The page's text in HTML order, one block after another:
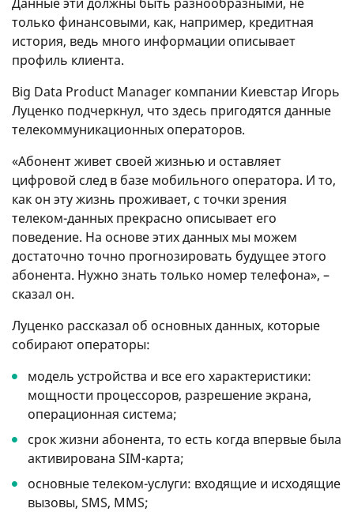
только финансовыми, как, например, кредитная
история, ведь много информации описывает
профиль клиента.
Big Data Product Manager компании Киевстар Игорь
Луценко подчеркнул, что здесь пригодятся данные
телекоммуникационных операторов.
«Абонент живет своей жизнью и оставляет
цифровой след в базе мобильного оператора. И то,
как он эту жизнь проживает, с точки зрения
телеком-данных прекрасно описывает его
поведение. На основе этих данных мы можем
достаточно точно прогнозировать будущее этого
абонента. Нужно знать только номер телефона», –
сказал он.
Луценко рассказал об основных данных, которые
собирают операторы:
модель устройства и все его характеристики:
мощности процессоров, разрешение экрана,
операционная система;
срок жизни абонента, то есть когда впервые была
активирована SIM-карта;
основные телеком-услуги: входящие и исходящие
вызовы, SMS, MMS;